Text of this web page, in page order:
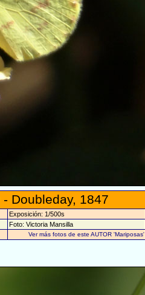
- Doubleday, 1847
Exposición: 1/500s
Foto: Victoria Mansilla
Ver más fotos de este AUTOR 'Mariposas'